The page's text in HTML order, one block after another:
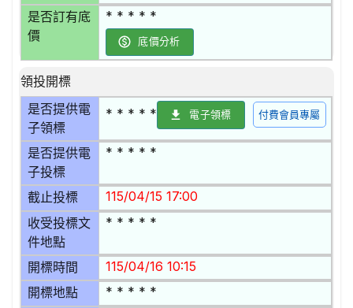
是否訂有底
價
* * * * *
底價分析
領投開標
是否提供電
子領標
* * * * * 電子領標 付費會員專屬
是否提供電
子投標
* * * * *
截止投標 115/04/15 17:00
收受投標文
件地點
* * * * *
開標時間 115/04/16 10:15
開標地點 * * * * *